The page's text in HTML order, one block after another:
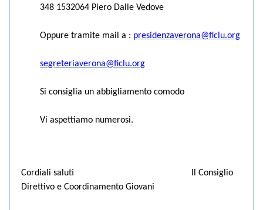
348 1532064 Piero Dalle Vedove
Oppure tramite mail a : presidenzaverona@ficlu.org
segreteriaverona@ficlu.org
Si consiglia un abbigliamento comodo
Vi aspettiamo numerosi.
Cordiali saluti
Il Consiglio
Direttivo e Coordinamento Giovani